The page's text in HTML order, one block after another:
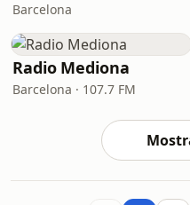
Barcelona
Radio Mediona
Barcelona · 107.7 FM